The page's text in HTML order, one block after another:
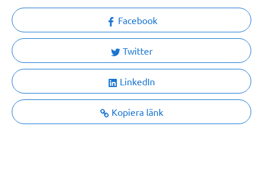
Facebook
Twitter
LinkedIn
Kopiera länk